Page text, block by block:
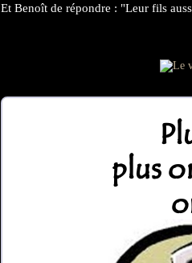
Et Benoît de répondre : "Leur fils